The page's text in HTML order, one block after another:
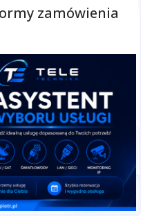
zamówienia